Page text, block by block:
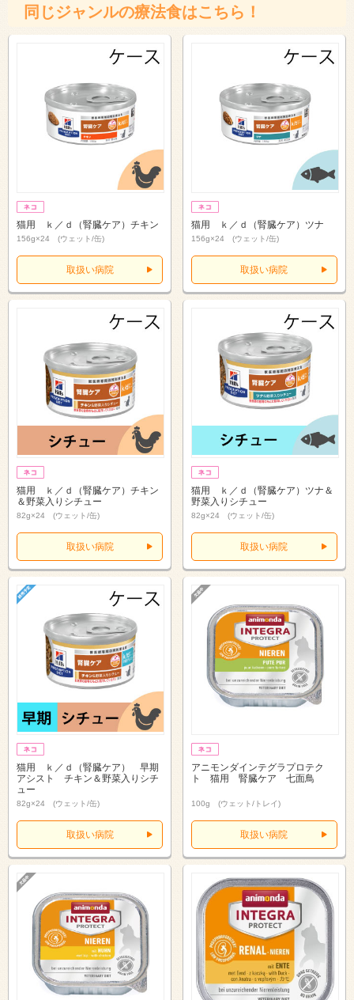
同じジャンルの療法食はこちら！
猫用 ｋ／ｄ（腎臓ケア）チキン
156g×24 (ウェット/缶)
取扱い病院
猫用 ｋ／ｄ（腎臓ケア）ツナ
156g×24 (ウェット/缶)
取扱い病院
猫用 ｋ／ｄ（腎臓ケア）チキン
＆野菜入りシチュー
82g×24 (ウェット/缶)
取扱い病院
猫用 ｋ／ｄ（腎臓ケア）ツナ＆
野菜入りシチュー
82g×24 (ウェット/缶)
取扱い病院
猫用 ｋ／ｄ（腎臓ケア） 早期
アシスト チキン＆野菜入りシチ
ュー
82g×24 (ウェット/缶)
取扱い病院
アニモンダインテグラプロテク
ト 猫用 腎臓ケア 七面鳥
100g (ウェット/トレイ)
取扱い病院